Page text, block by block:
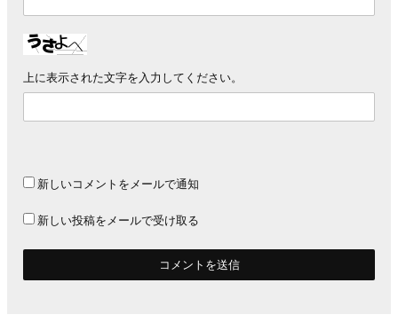
上に表示された文字を入力してください。
新しいコメントをメールで通知
新しい投稿をメールで受け取る